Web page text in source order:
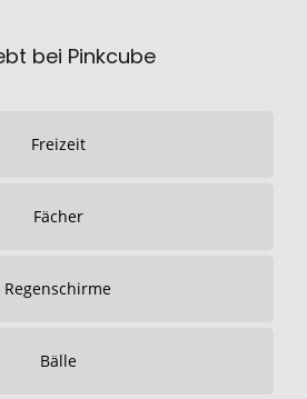
bei Pinkcube
Freizeit
Fächer
Regenschirme
Bälle